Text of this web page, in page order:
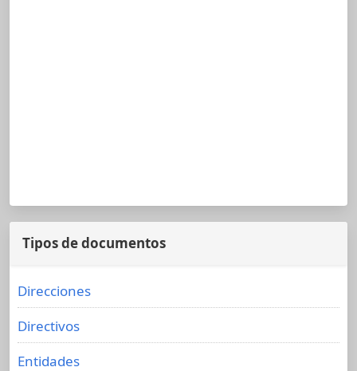
Tipos de documentos
Direcciones
Directivos
Entidades